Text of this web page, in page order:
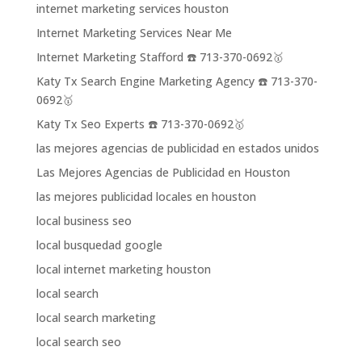
internet marketing services houston
Internet Marketing Services Near Me
Internet Marketing Stafford ☎️ 713-370-0692🥇
Katy Tx Search Engine Marketing Agency ☎️ 713-370-
0692🥇
Katy Tx Seo Experts ☎️ 713-370-0692🥇
las mejores agencias de publicidad en estados unidos
Las Mejores Agencias de Publicidad en Houston
las mejores publicidad locales en houston
local business seo
local busquedad google
local internet marketing houston
local search
local search marketing
local search seo